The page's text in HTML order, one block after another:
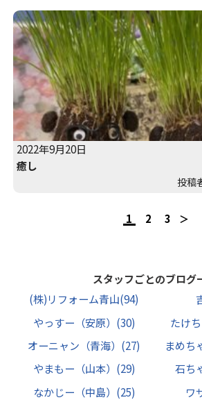
2022年9月20日
癒し
投稿
1 2 3
スタッフごとのブログ
(株)リフォーム青山(94)
やっすー（安原） (30) たけ
オーニャン（青海） (27) まめち
やまもー（山本） (29) 石ち
なかじー（中島） (25) ワ